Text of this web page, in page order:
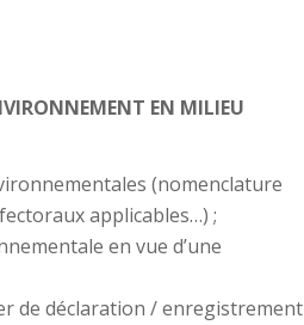
EN MILIEU
(nomenclature
applicables…) ;
en vue d’une
de déclaration / enregistrement